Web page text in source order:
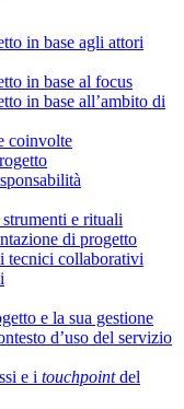
in base agli attori
in base al focus
in base all’ambito di
coinvolte
e rituali
di progetto
tecnici collaborativi
e la sua gestione
d’uso del servizio
e i touchpointdel